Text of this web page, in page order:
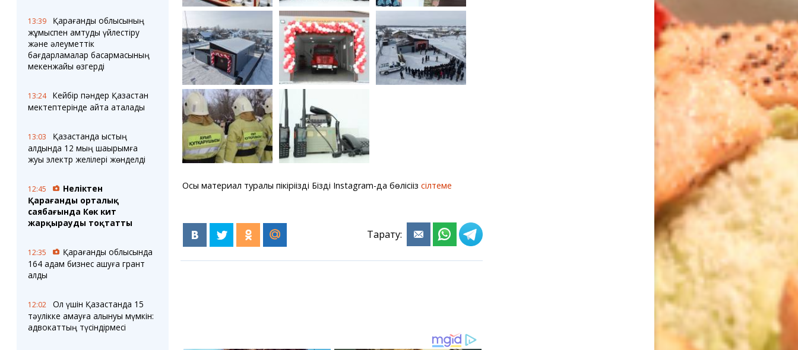
13:39
Қарағанды облысының
жұмыспен қамтуды үйлестіру
және әлеуметтік
бағдарламалар басқармасының
мекенжайы өзгерді
13:24
Кейбір пәндер Қазақстан
мектептерінде қайта аталады
13:03
Қазақстанда қыстың
алдында 12 мың шақырымға
жуық электр желілері жөнделді
12:45
Неліктен
Қарағанды орталық
саябағында Көк кит
жарқырауды тоқтатты
12:35
Қарағанды облысында
164 адам бизнес ашуға грант
алды
12:02
Ол үшін Қазақстанда 15
тәулікке қамауға алынуы мүмкін:
адвокаттың түсіндірмесі
Осы материал туралы пікіріңізді Біздің Instagram-да бөлісіңіз сілтеме
Тарату: